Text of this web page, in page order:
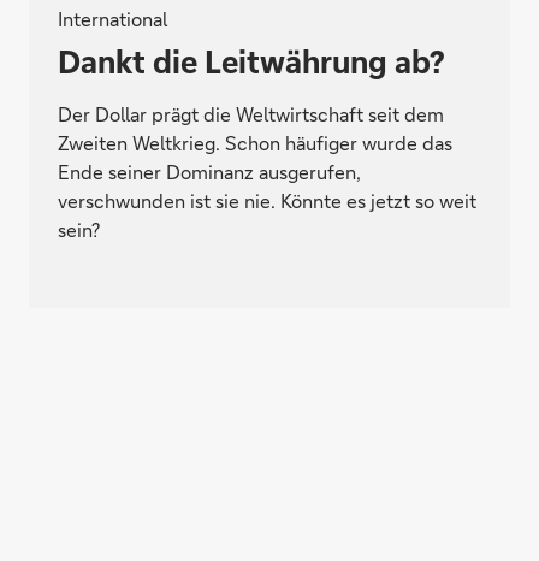
International
Dankt die Leitwährung ab?
Der Dollar prägt die Weltwirtschaft seit dem
Zweiten Weltkrieg. Schon häufiger wurde das
Ende seiner Dominanz ausgerufen,
verschwunden ist sie nie. Könnte es jetzt so weit
sein?